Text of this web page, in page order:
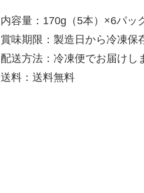
内容量：170g（5本）×6パッ
賞味期限：製造日から冷凍保
配送方法：冷凍便でお届けし
送料：送料無料